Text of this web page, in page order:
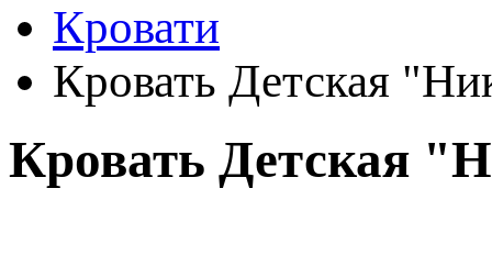
Кровати
Кровать Детская
Кровать Детская